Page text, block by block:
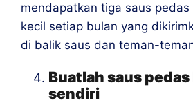
mendapatkan tiga saus pedas
kecil setiap bulan yang
di balik saus dan teman-
Buatlah saus
sendiri